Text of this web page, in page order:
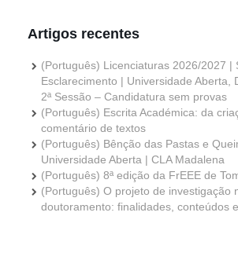
Artigos recentes
(Português) Licenciaturas 2026/2027 |
Esclarecimento | Universidade Aberta,
2ª Sessão – Candidatura sem provas
(Português) Escrita Académica: da
comentário de textos
(Português) Bênção das Pastas e
Universidade Aberta | CLA Madalena
(Português) 8ª edição da FrEEE de
(Português) O projeto de investigação
doutoramento: finalidades, conteúdos